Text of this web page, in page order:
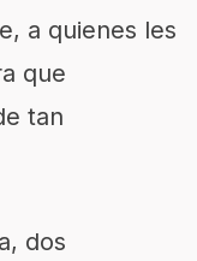
a quienes les
que
tan
dos